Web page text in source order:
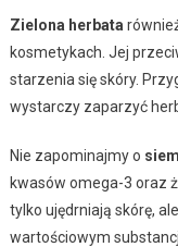
Zielona herbata
kosmetykach. Jej
starzenia się skóry.
wystarczy zaparzyć
Nie zapominajmy o
kwasów omega-3 oraz
tylko ujędrniają skórę,
wartościowym